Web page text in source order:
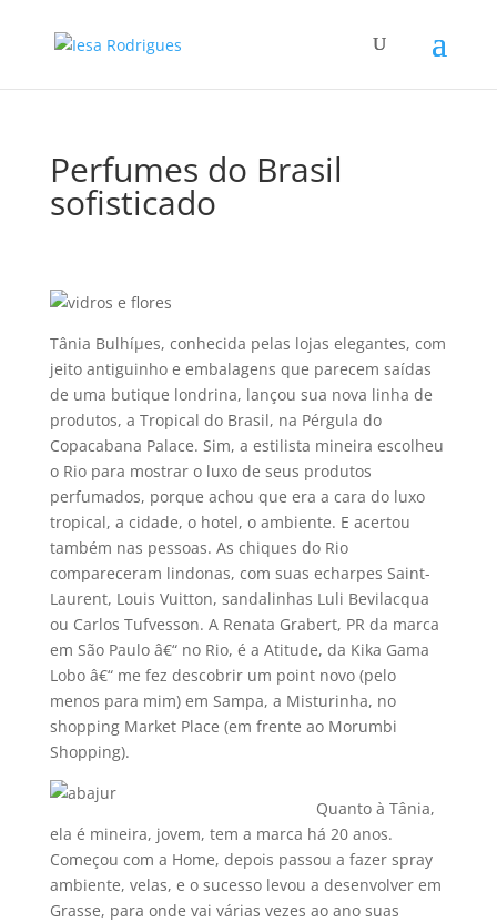
Perfumes do Brasil
sofisticado
Tânia Bulhíµes, conhecida pelas lojas elegantes, com
jeito antiguinho e embalagens que parecem saí­das
de uma butique londrina, lançou sua nova linha de
produtos, a Tropical do Brasil, na Pérgula do
Copacabana Palace. Sim, a estilista mineira escolheu
o Rio para mostrar o luxo de seus produtos
perfumados, porque achou que era a cara do luxo
tropical, a cidade, o hotel, o ambiente. E acertou
também nas pessoas. As chiques do Rio
compareceram lindonas, com suas echarpes Saint-
Laurent, Louis Vuitton, sandalinhas Luli Bevilacqua
ou Carlos Tufvesson. A Renata Grabert, PR da marca
em São Paulo â€“ no Rio, é a Atitude, da Kika Gama
Lobo â€“ me fez descobrir um point novo (pelo
menos para mim) em Sampa, a Misturinha, no
shopping Market Place (em frente ao Morumbi
Shopping).
Quanto à Tânia,
ela é mineira, jovem, tem a marca há 20 anos.
Começou com a Home, depois passou a fazer spray
ambiente, velas, e o sucesso levou a desenvolver em
Grasse, para onde vai várias vezes ao ano suas